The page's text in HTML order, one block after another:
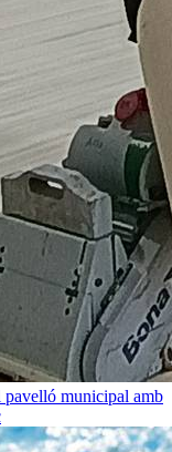
pavelló municipal amb